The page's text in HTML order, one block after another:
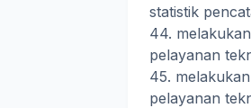
statistik
44.
pelayanan
45.
pelayanan